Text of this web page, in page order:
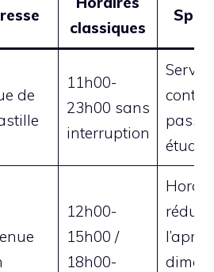
classiques
de
11h00-
23h00 sans
interruption
12h00-
15h00 /
18h00-
réduits